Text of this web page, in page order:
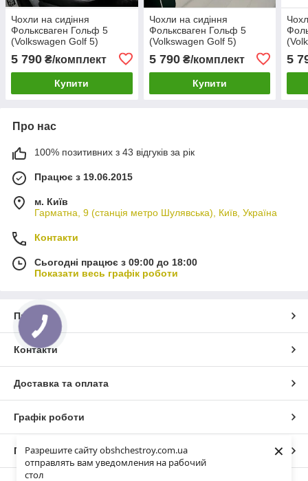
Разрешите сайту obshchestroy.com.ua
отправлять вам уведомления на рабочий
стол
×
Чохли на сидіння
Фольксваген Гольф 5
(Volkswagen Golf 5)
екошкіри Чорно-сірий,
графіт
5 790 ₴/комплект
Купити
Чохли на сидіння
Фольксваген Гольф 5
(Volkswagen Golf 5)
екошкіри Чорно-білий
5 790₴/комплект
Купити
5
Про нас
100% позитивних з 43 відгуків за рік
Працює з 19.06.2015
м. Київ
Гарматна, 9 (станція метро Шулявська), Київ, Україна
Контакти
Сьогодні працює з 09:00 до 18:00
Показати весь графік роботи
Про нас
Контакти
Доставка та оплата
Графік роботи
Повна версія сайту